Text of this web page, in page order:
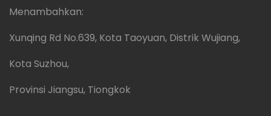
Menambahkan:
Xunqing Rd No.639, Kota Taoyuan, Distrik Wujiang,
Kota Suzhou,
Provinsi Jiangsu, Tiongkok